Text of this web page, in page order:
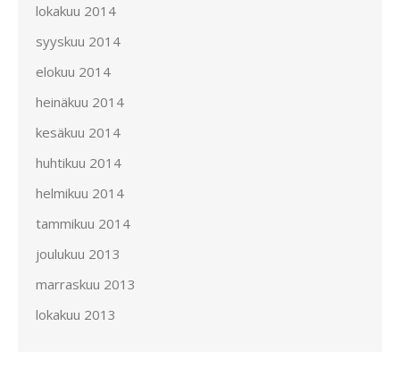
lokakuu 2014
syyskuu 2014
elokuu 2014
heinäkuu 2014
kesäkuu 2014
huhtikuu 2014
helmikuu 2014
tammikuu 2014
joulukuu 2013
marraskuu 2013
lokakuu 2013